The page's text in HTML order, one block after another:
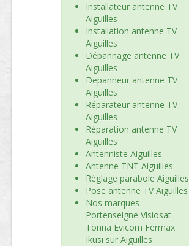
Installateur antenne TV
Aiguilles
Installation antenne TV
Aiguilles
Dépannage antenne TV
Aiguilles
Depanneur antenne TV
Aiguilles
Réparateur antenne TV
Aiguilles
Réparation antenne TV
Aiguilles
Antenniste Aiguilles
Antenne TNT Aiguilles
Réglage parabole Aiguilles
Pose antenne TV Aiguilles
Nos marques :
Portenseigne Visiosat
Tonna Evicom Fermax
Ikusi sur Aiguilles